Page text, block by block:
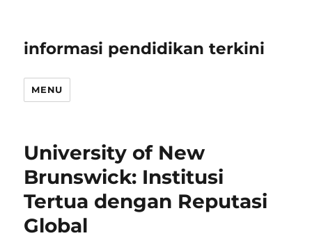
informasi pendidikan terkini
MENU
University of New
Brunswick: Institusi
Tertua dengan Reputasi
Global